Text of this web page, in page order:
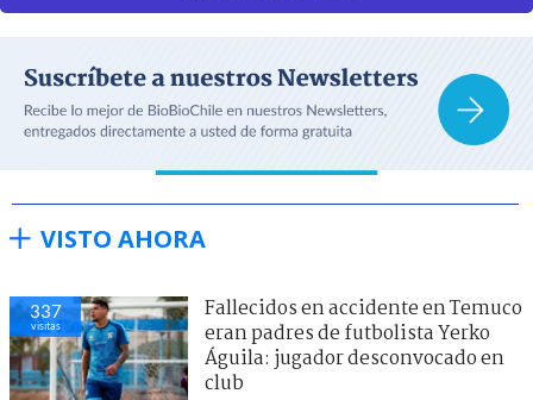
VISTO AHORA
337
visitas
Fallecidos en accidente en Temuco
eran padres de futbolista Yerko
Águila: jugador desconvocado en
club